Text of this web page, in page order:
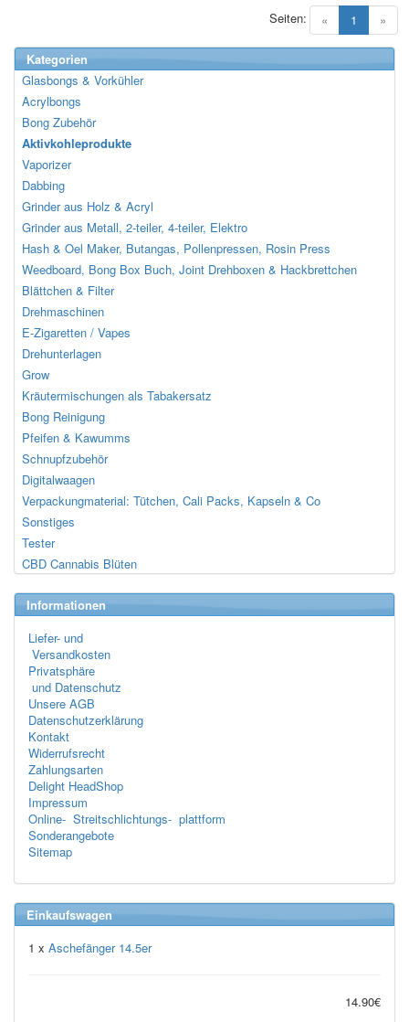
« 1 (current)
»
Seiten:
Kategorien
Glasbongs & Vorkühler
Acrylbongs
Bong Zubehör
Aktivkohleprodukte
Vaporizer
Dabbing
Grinder aus Holz & Acryl
Grinder aus Metall, 2-teiler, 4-teiler, Elektro
Hash & Oel Maker, Butangas, Pollenpressen, Rosin Press
Weedboard, Bong Box Buch, Joint Drehboxen & Hackbrettchen
Blättchen & Filter
Drehmaschinen
E-Zigaretten / Vapes
Drehunterlagen
Grow
Kräutermischungen als Tabakersatz
Bong Reinigung
Pfeifen & Kawumms
Schnupfzubehör
Digitalwaagen
Verpackungmaterial: Tütchen, Cali Packs, Kapseln & Co
Sonstiges
Tester
CBD Cannabis Blüten
Informationen
Liefer- und
Versandkosten
Privatsphäre
und Datenschutz
Unsere AGB
Datenschutzerklärung
Kontakt
Widerrufsrecht
Zahlungsarten
Delight HeadShop
Impressum
Online- Streitschlichtungs- plattform
Sonderangebote
Sitemap
Einkaufswagen
1 x Aschefänger 14.5er
14.90€